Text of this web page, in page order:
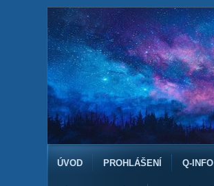
ÚVOD PROHLÁŠENÍ Q-INFO